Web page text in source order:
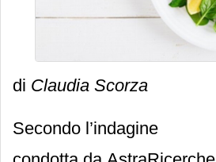
di Claudia Scorza
Secondo l’indagine